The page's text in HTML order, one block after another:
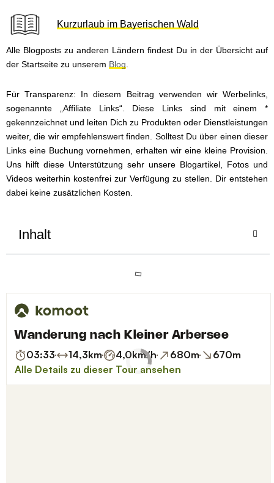
Kurzurlaub im Bayerischen Wald
Alle Blogposts zu anderen Ländern findest Du in der Übersicht auf
der Startseite zu unserem Blog
Für Transparenz: In diesem Beitrag verwenden wir Werbelinks,
sogenannte „Affiliate Links“. Diese Links sind mit einem *
gekennzeichnet und leiten Dich zu Produkten oder Dienstleistungen
weiter, die wir empfehlenswert finden. Solltest Du über einen dieser
Links eine Buchung vornehmen, erhalten wir eine kleine Provision.
Uns hilft diese Unterstützung sehr unsere Blogartikel, Fotos und
Videos weiterhin kostenfrei zur Verfügung zu stellen. Dir entstehen
dabei keine zusätzlichen Kosten.
Inhalt